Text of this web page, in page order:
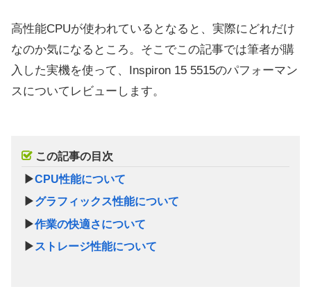
高性能CPUが使われているとなると、実際にどれだけ
なのか気になるところ。そこでこの記事では筆者が購
入した実機を使って、Inspiron 15 5515のパフォーマン
スについてレビューします。
この記事の目次
▶CPU性能について
▶グラフィックス性能について
▶作業の快適さについて
▶ ストレージ性能について